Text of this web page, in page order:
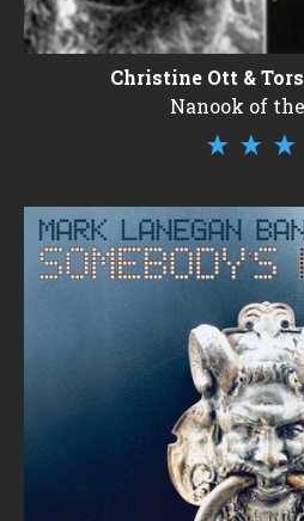
Christine Ott &
Nanook of